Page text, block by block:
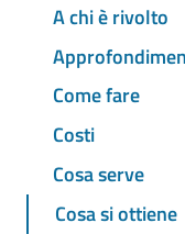
A chi è rivolto
Come fare
Costi
Cosa serve
Cosa si ottiene